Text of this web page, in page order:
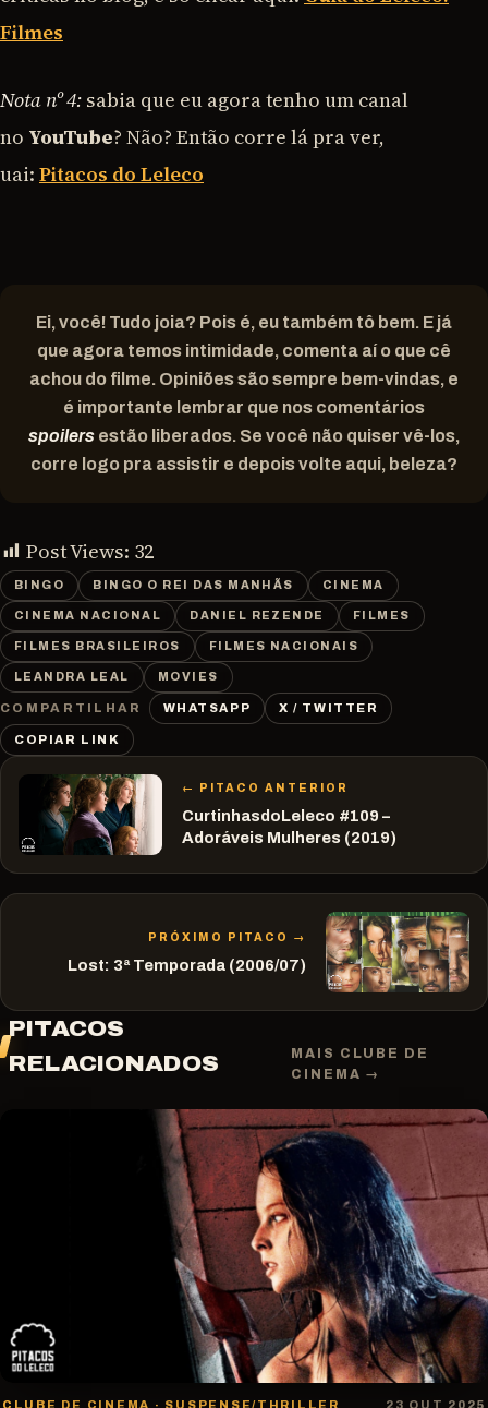
Filmes
Nota nº 4: sabia que eu agora tenho um canal
no YouTube? Não? Então corre lá pra ver,
uai: Pitacos do Leleco
Ei, você! Tudo joia? Pois é, eu também tô bem. E já
que agora temos intimidade, comenta aí o que cê
achou do filme. Opiniões são sempre bem-vindas, e
é importante lembrar que nos comentários
spoilers estão liberados. Se você não quiser vê-los,
corre logo pra assistir e depois volte aqui, beleza?
Post Views: 32
BINGO BINGO O REI DAS MANHÃS CINEMA
CINEMA NACIONAL DANIEL REZENDE FILMES
FILMES BRASILEIROS FILMES NACIONAIS
LEANDRA LEAL MOVIES
COMPARTILHAR WHATSAPP X / TWITTER
COPIAR LINK
← PITACO ANTERIOR
CurtinhasdoLeleco #109 –
Adoráveis Mulheres (2019)
PRÓXIMO PITACO →
Lost: 3ª Temporada (2006/07)
PITACOS
RELACIONADOS
MAIS CLUBE DE
CINEMA →
CLUBE DE CINEMA · SUSPENSE/THRILLER 23 OUT 2025